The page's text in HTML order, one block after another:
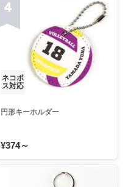
4
ネコポ
ス対応
円形キーホルダー
¥374～